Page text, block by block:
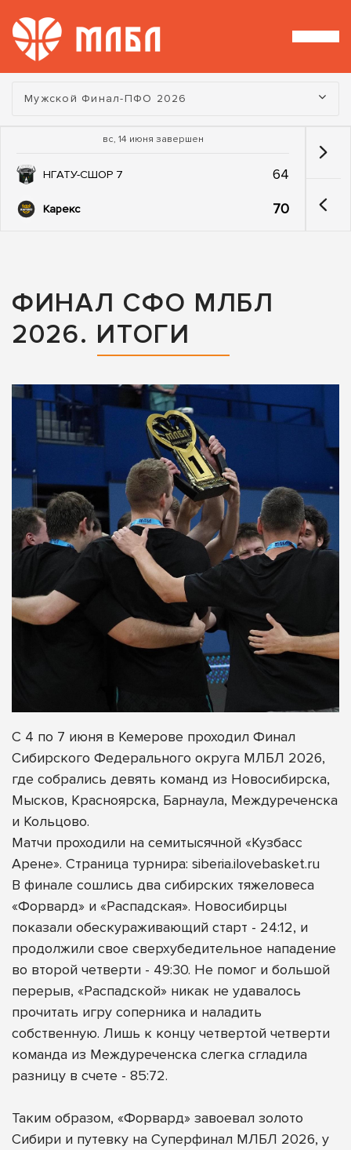
Турнир:
Мужской Финал-ПФО 2026
вс, 14 июня завершен
НГАТУ-СШОР 7 64
Карекс 70
ФИНАЛ СФО МЛБЛ
2026. ИТОГИ
С 4 по 7 июня в Кемерове проходил Финал
Сибирского Федерального округа МЛБЛ 2026,
где собрались девять команд из Новосибирска,
Мысков, Красноярска, Барнаула, Междуреченска
и Кольцово.
Матчи проходили на семитысячной «Кузбасс
Арене». Страница турнира: siberia.ilovebasket.ru
В финале сошлись два сибирских тяжеловеса
«Форвард» и «Распадская». Новосибирцы
показали обескураживающий старт - 24:12, и
продолжили свое сверхубедительное нападение
во второй четверти - 49:30. Не помог и большой
перерыв, «Распадской» никак не удавалось
прочитать игру соперника и наладить
собственную. Лишь к концу четвертой четверти
команда из Междуреченска слегка сгладила
разницу в счете - 85:72.
Таким образом, «Форвард» завоевал золото
Сибири и путевку на Суперфинал МЛБЛ 2026, у